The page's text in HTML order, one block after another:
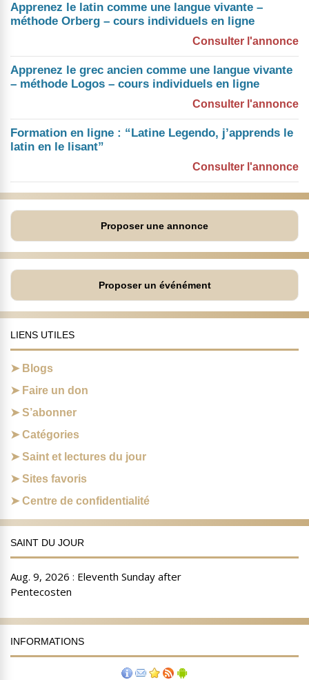
Apprenez le latin comme une langue vivante –
méthode Orberg – cours individuels en ligne
Consulter l'annonce
Apprenez le grec ancien comme une langue vivante
– méthode Logos – cours individuels en ligne
Consulter l'annonce
Formation en ligne : “Latine Legendo, j’apprends le
latin en le lisant”
Consulter l'annonce
Proposer une annonce
Proposer un événément
LIENS UTILES
Blogs
Faire un don
S’abonner
Catégories
Saint et lectures du jour
Sites favoris
Centre de confidentialité
SAINT DU JOUR
INFORMATIONS